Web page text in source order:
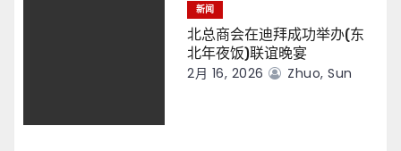
新闻
北总商会在迪拜成功举办(东
北年夜饭)联谊晚宴
2月 16, 2026 Zhuo, Sun